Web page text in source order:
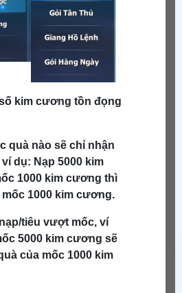
kim cương tồn đọng
quà nào sẽ chỉ nhận
dụ: Nạp 5000 kim
1000 kim cương thì
1000 kim cương.
tiêu vượt mốc, ví
5000 kim cương sẽ
của mốc 1000 kim